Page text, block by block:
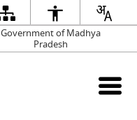
Government of Madhya
Pradesh